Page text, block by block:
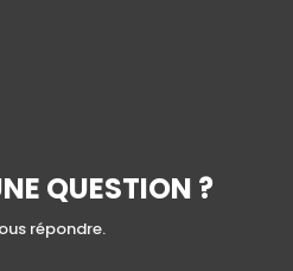
QUESTION ?
répondre.